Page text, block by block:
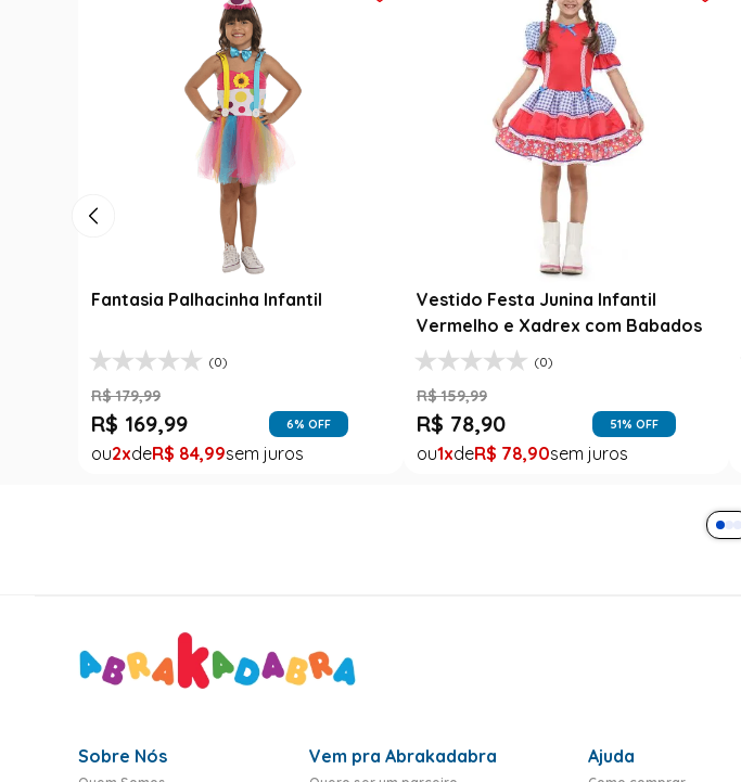
Fantasia Palhacinha Infantil
(0)
R$ 179,99
R$ 169,99 6% OFF
2 R$ 84,99
Vestido Festa Junina Infantil
Vermelho e Xadrex com Babados
(0)
R$ 159,99
R$ 78,90 51% OFF
1 R$ 78,90
Sobre Nós Vem pra Abrakadabra Ajuda